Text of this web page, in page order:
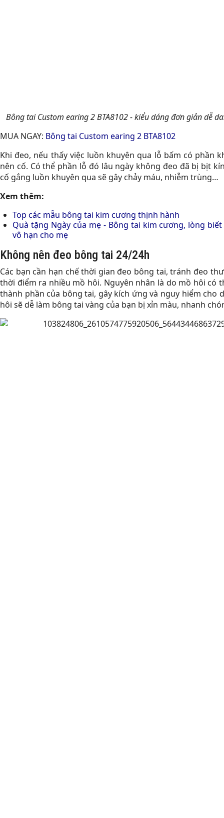
Bông tai Custom earing 2 BTA8102- kiểu dáng đơn giản dễ
MUA NGAY: Bông tai Custom earing 2 BTA8102
Khi đeo, nếu thấy việc luồn khuyên qua lỗ bấm có phần
nên cố. Có thể phần lỗ đó lâu ngày không đeo đã bị bịt
cố gắng luồn khuyên qua sẽ gây chảy máu, nhiễm trùng…
Xem thêm:
Top các mẫu bông tai kim cương thịnh hành
Quà tặng Ngày của mẹ - Bông tai kim cương, lòng
vô hạn cho mẹ
Không nên đeo bông tai 24/24h
Các bạn cần hạn chế thời gian đeo bông tai, tránh đeo
thời điểm ra nhiều mồ hôi. Nguyên nhân là do mồ hôi có
thành phần của bông tai, gây kích ứng và nguy hiểm cho
hôi sẽ dễ làm bông tai vàng của bạn bị xỉn màu, nhanh